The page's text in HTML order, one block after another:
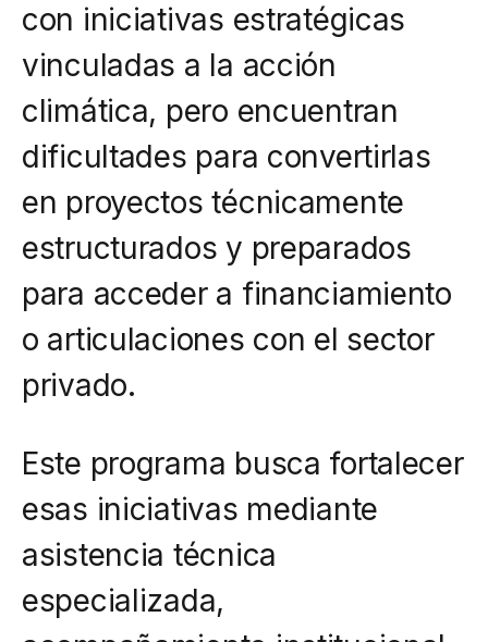
Campañas
Arbolado
Proyectos
Empleos Verdes Locales
Edificios Municipales Energéticamente
Sustentables
Proyectos
Climáticos Locales
con iniciativas estratégicas
vinculadas a la acción
climática, pero encuentran
dificultades para convertirlas
en proyectos técnicamente
estructurados y preparados
para acceder a financiamiento
o articulaciones con el sector
privado.
Este programa busca fortalecer
esas iniciativas mediante
asistencia técnica
especializada,